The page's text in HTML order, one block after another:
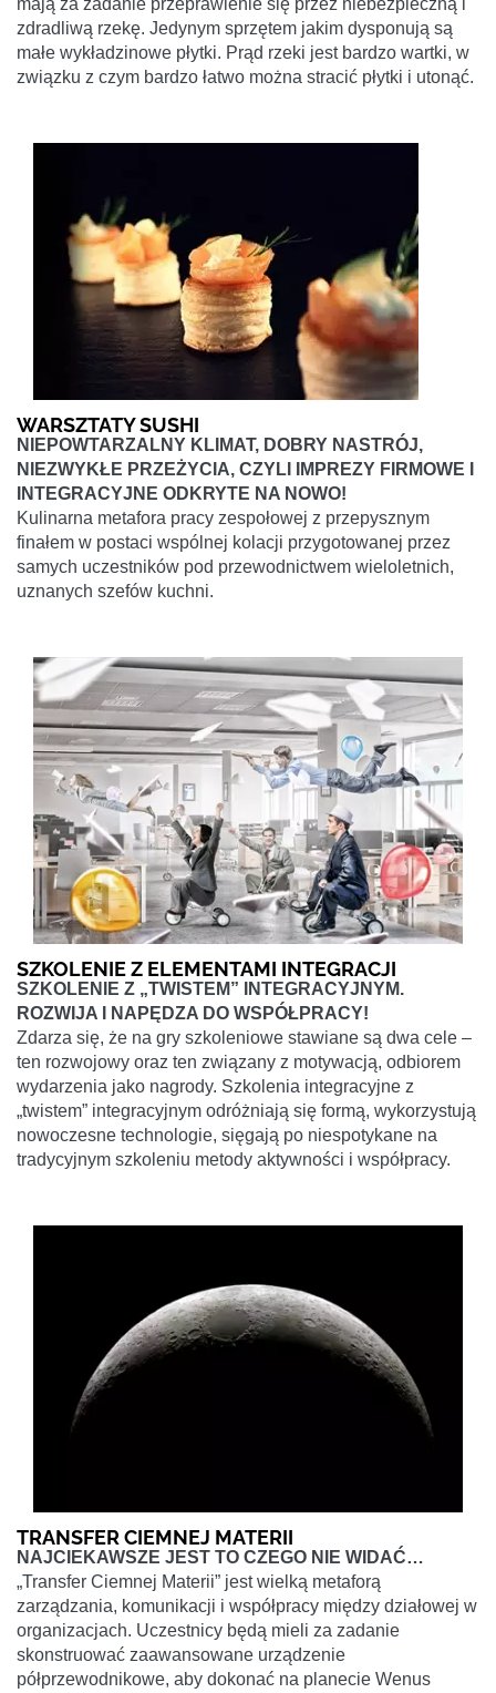
mają za zadanie przeprawienie się przez niebezpieczną i
zdradliwą rzekę. Jedynym sprzętem jakim dysponują są
małe wykładzinowe płytki. Prąd rzeki jest bardzo wartki, w
związku z czym bardzo łatwo można stracić płytki i utonąć.
WARSZTATY SUSHI
NIEPOWTARZALNY KLIMAT, DOBRY NASTRÓJ,
NIEZWYKŁE PRZEŻYCIA, CZYLI IMPREZY FIRMOWE I
INTEGRACYJNE ODKRYTE NA NOWO!
Kulinarna metafora pracy zespołowej z przepysznym
finałem w postaci wspólnej kolacji przygotowanej przez
samych uczestników pod przewodnictwem wieloletnich,
uznanych szefów kuchni.
SZKOLENIE Z ELEMENTAMI INTEGRACJI
SZKOLENIE Z „TWISTEM” INTEGRACYJNYM.
ROZWIJA I NAPĘDZA DO WSPÓŁPRACY!
Zdarza się, że na gry szkoleniowe stawiane są dwa cele –
ten rozwojowy oraz ten związany z motywacją, odbiorem
wydarzenia jako nagrody. Szkolenia integracyjne z
„twistem” integracyjnym odróżniają się formą, wykorzystują
nowoczesne technologie, sięgają po niespotykane na
tradycyjnym szkoleniu metody aktywności i współpracy.
TRANSFER CIEMNEJ MATERII
NAJCIEKAWSZE JEST TO CZEGO NIE WIDAĆ…
„Transfer Ciemnej Materii” jest wielką metaforą
zarządzania, komunikacji i współpracy między działowej w
organizacjach. Uczestnicy będą mieli za zadanie
skonstruować zaawansowane urządzenie
półprzewodnikowe, aby dokonać na planecie Wenus